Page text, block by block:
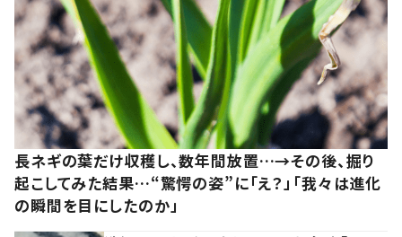
長ネギの葉だけ収穫し、数年間放置…→その後、掘り
起こしてみた結果…“驚愕の姿”に「え？」「我々は進化
の瞬間を目にしたのか」